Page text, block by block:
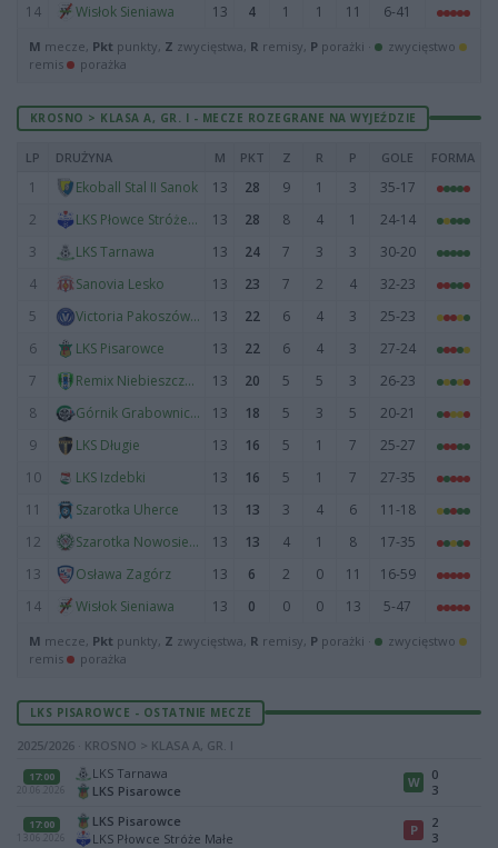
14 Wisłok Sieniawa 13 4 1 1 11 6-41
M mecze, Pkt punkty, Z zwycięstwa, R remisy, P porażki ·
zwycięstwo
remis
porażka
KROSNO > KLASA A, GR. I - MECZE ROZEGRANE NA WYJEŹDZIE
LP DRUŻYNA M PKT Z R P GOLE FORMA
1 Ekoball Stal II Sanok 13 28 9 1 3
35-17
2
LKS Płowce Stróże Małe 13 28 8 4 1
24-14
3
LKS Tarnawa 13 24 7 3 3
30-20
4
Sanovia Lesko 13 23 7 2 4
32-23
5
Victoria Pakoszówka 13 22 6 4 3
25-23
6
LKS Pisarowce 13 22 6 4 3
27-24
7
Remix Niebieszczany 13 20 5 5 3
26-23
8
Górnik Grabownica Starzeńska 13 18 5 3 5
20-21
9
LKS Długie 13 16 5 1 7
25-27
10
LKS Izdebki 13 16 5 1 7
27-35
11
Szarotka Uherce 13 13 3 4 6
11-18
12
Szarotka Nowosielce 13 13 4 1 8
17-35
13
Osława Zagórz 13 6 2 0 11
16-59
14
Wisłok Sieniawa 13 0 0 0 13 5-47
M mecze, Pkt punkty, Z zwycięstwa, R remisy, P porażki ·
zwycięstwo
remis
porażka
LKS PISAROWCE - OSTATNIE MECZE
2025/2026 · KROSNO > KLASA A, GR. I
17:00
LKS Tarnawa
LKS Pisarowce
W
0
3
17:00
LKS Pisarowce
LKS Płowce Stróże Małe
P
2
3